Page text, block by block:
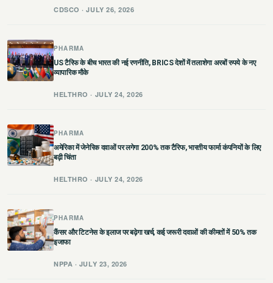
CDSCO · JULY 26, 2026
PHARMA
US टैरिफ के बीच भारत की नई रणनीति, BRICS देशों में तलाशेगा अरबों रुपये के नए
व्यापारिक मौके
HELTHRO · JULY 24, 2026
PHARMA
अमेरिका में जेनेरिक दवाओं पर लगेगा 200% तक टैरिफ, भारतीय फार्मा कंपनियों के लिए
बढ़ी चिंता
HELTHRO · JULY 24, 2026
PHARMA
कैंसर और टिटनेस के इलाज पर बढ़ेगा खर्च, कई जरूरी दवाओं की कीमतों में 50% तक
इजाफा
NPPA · JULY 23, 2026